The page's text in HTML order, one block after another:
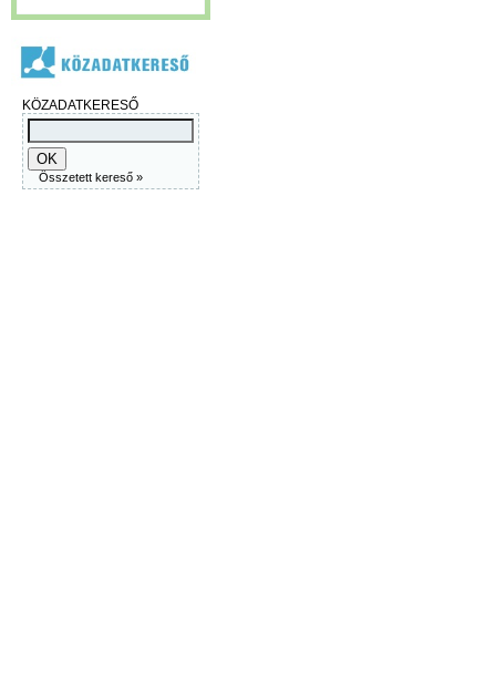
KÖZADATKERESŐ
Összetett kereső »